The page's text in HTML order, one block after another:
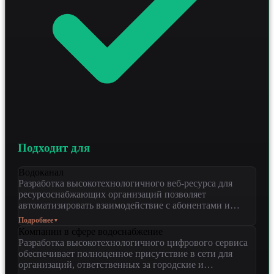
Подходит для
Водоканал
Разработка высокотехнологичного веб-ресурса для
ресурсоснабжающих организаций позволяет
автоматизировать взаимодействие с абонентами и
диспетчерскими службами. Решение предназначено для
государственных и частных предприятий сферы
водоснабжения, стремящихся модернизировать
клиентский сервис и внутренние процессы.
Специалисты агентства внедряют современные стеки
на Python, подключают векторные базы данных и
Подробнее ▼
Компании в сфере водоснабжение
Разработка высокотехнологичного цифрового сервиса
обеспечивает полноценное присутствие в сети для
организаций, ответственных за городские и